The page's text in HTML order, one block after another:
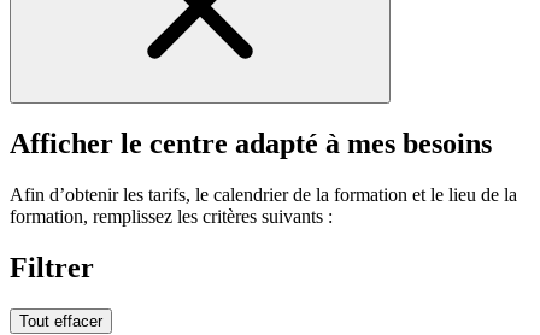
Afficher le centre adapté à mes besoins
Afin d’obtenir les tarifs, le calendrier de la formation et le lieu de la
formation, remplissez les critères suivants :
Filtrer
Tout effacer